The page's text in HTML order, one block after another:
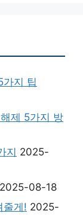
가지 팁
제 5가지 방
지 2025-
2025-08-18
줄게! 2025-